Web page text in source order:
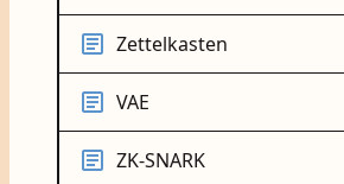
Zettelkasten
VAE
ZK-SNARK